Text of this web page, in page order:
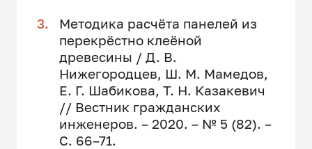
Методика расчёта панелей из
перекрёстно клеёной
древесины / Д. В.
Нижегородцев, Ш. М. Мамедов,
Е. Г. Шабикова, Т. Н. Казакевич
// Вестник гражданских
инженеров. – 2020. – № 5 (82). –
С. 66–71.